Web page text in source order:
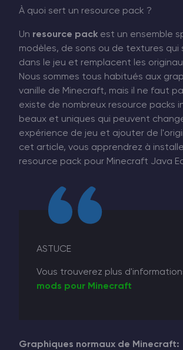
À quoi sert un resource pack ?
Un resource pack est un ensemble
modèles, de sons ou de textures qui
dans le jeu et remplacent les
Nous sommes tous habitués aux
vanille de Minecraft, mais il ne faut
existe de nombreux resource packs
beaux et uniques qui peuvent
expérience de jeu et ajouter de
cet article, vous apprendrez à
resource pack pour Minecraft Java
ASTUCE
Vous trouverez plus
mods pour Minecraft
Graphiques normaux de Minecraft: